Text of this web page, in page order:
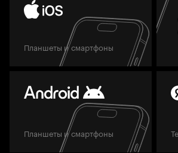
Планшеты и смартфоны
Планшеты и смартфоны